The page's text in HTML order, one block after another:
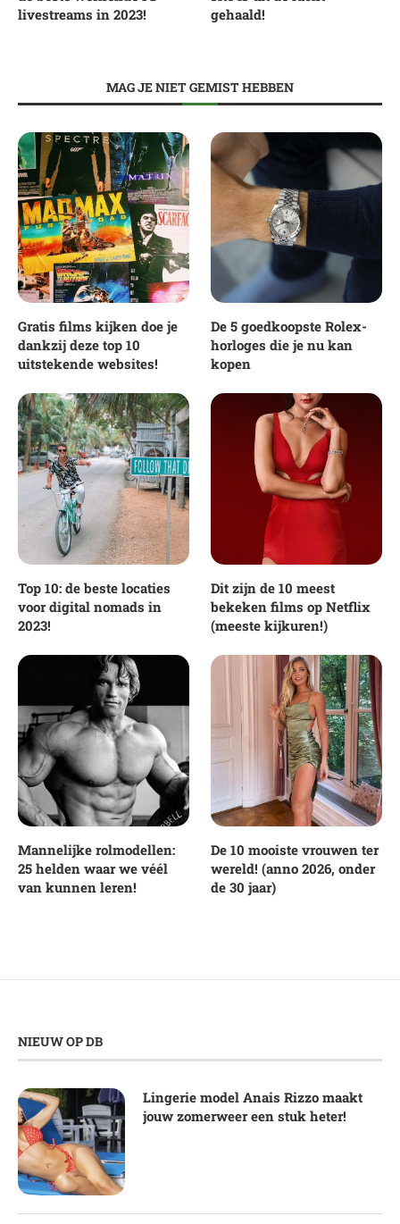
livestreams in 2023!
gehaald!
MAG JE NIET GEMIST HEBBEN
Gratis films kijken doe je
dankzij deze top 10
uitstekende websites!
De 5 goedkoopste Rolex-
horloges die je nu kan
kopen
Top 10: de beste locaties
voor digital nomads in
2023!
Dit zijn de 10 meest
bekeken films op Netflix
(meeste kijkuren!)
Mannelijke rolmodellen:
25 helden waar we véél
van kunnen leren!
De 10 mooiste vrouwen ter
wereld! (anno 2026, onder
de 30 jaar)
NIEUW OP DB
Lingerie model Anais Rizzo maakt
jouw zomerweer een stuk heter!